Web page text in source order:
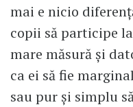
mai e nicio
copii să participe
mare măsură și
ca ei să fie
sau pur și simplu